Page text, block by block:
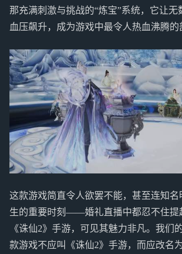
那充满刺激与挑战的“炼宝”系统，它让无
血压飙升，成为游戏中最令人热血沸腾的
这款游戏简直令人欲罢不能，甚至连知名
生的重要时刻——婚礼直播中都忍不住提
《诛仙2》手游，可见其魅力非凡。我们
款游戏不应叫《诛仙2》手游，而应改名为